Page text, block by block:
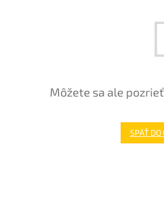
Môžete sa ale
SPÄŤ DO